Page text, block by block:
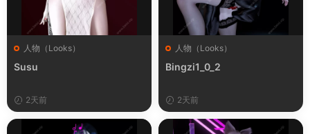
人物（Looks）
Susu
2天前
人物（Looks）
Bingzi1_0_2
2天前